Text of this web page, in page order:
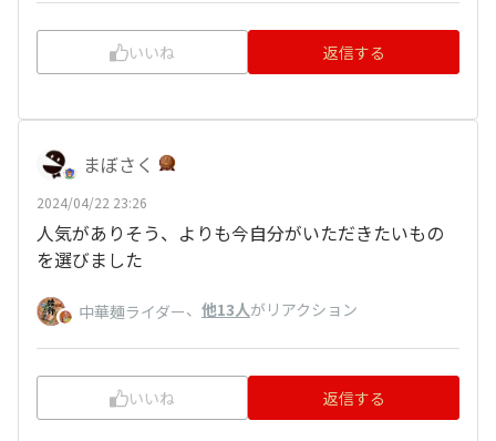
いいね 返信する
まぼさく
2024/04/22 23:26
人気がありそう、よりも今自分がいただきたいもの
を選びました
中華麺ライダー、 他13人がリアクション
いいね 返信する